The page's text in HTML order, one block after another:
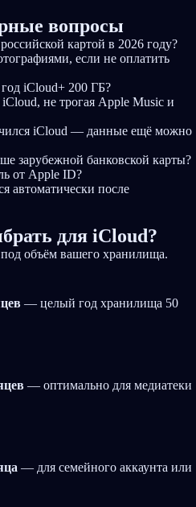
вопросы
картой в 2026 году?
если не оплатить
iCloud+ 200 ГБ?
не трогая Apple Music и
iCloud — данные ещё можно
зарубежной банковской карты?
от Apple ID?
автоматически после
для iCloud?
объём вашего хранилища.
— целый год хранилища 50
— оптимально для медиатеки
— для семейного аккаунта или